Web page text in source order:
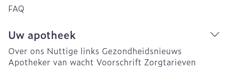
FAQ
Uw apotheek
Over ons Nuttige links Gezondheidsnieuws
Apotheker van wacht Voorschrift Zorgtarieven